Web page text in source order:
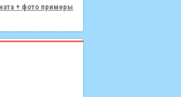
+ фото примеры